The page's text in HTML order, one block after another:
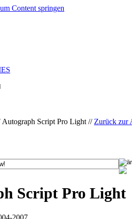
Content springen
Script Pro Light // Zurück zur
Script Pro Light
2007